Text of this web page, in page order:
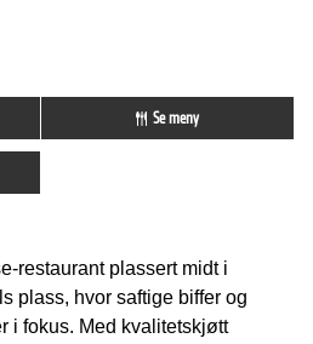
Se meny
restaurant plassert midt i
plass, hvor saftige biffer og
i fokus. Med kvalitetskjøtt